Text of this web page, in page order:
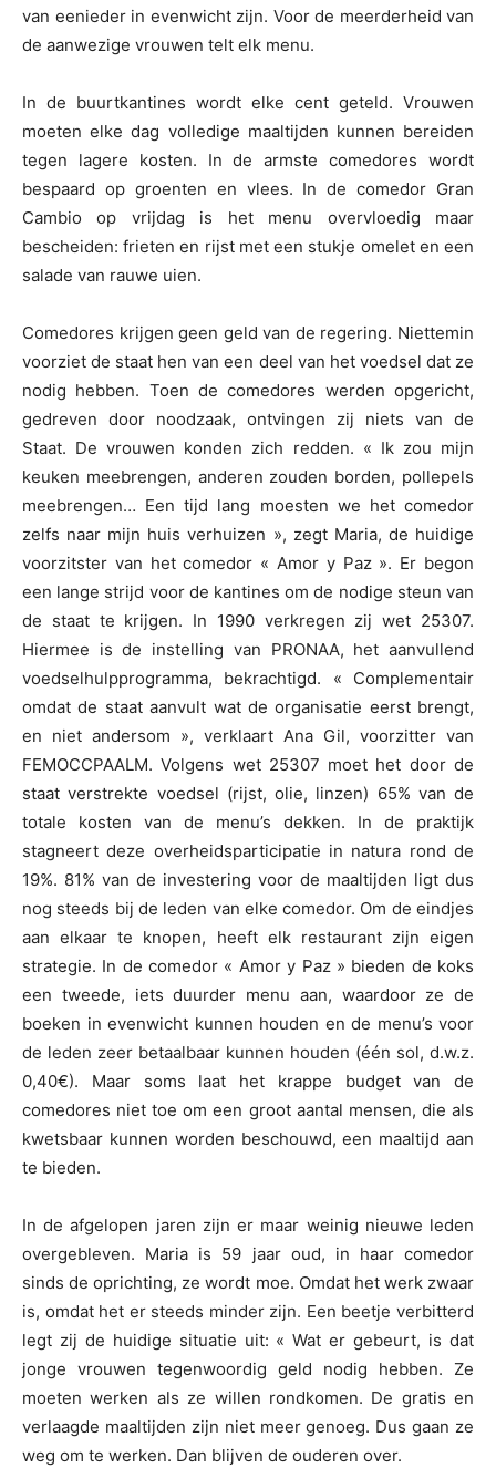
van eenieder in evenwicht zijn. Voor de meerderheid van
de aanwezige vrouwen telt elk menu.
In de buurtkantines wordt elke cent geteld. Vrouwen
moeten elke dag volledige maaltijden kunnen bereiden
tegen lagere kosten. In de armste comedores wordt
bespaard op groenten en vlees. In de comedor Gran
Cambio op vrijdag is het menu overvloedig maar
bescheiden: frieten en rijst met een stukje omelet en een
salade van rauwe uien.
Comedores krijgen geen geld van de regering. Niettemin
voorziet de staat hen van een deel van het voedsel dat ze
nodig hebben. Toen de comedores werden opgericht,
gedreven door noodzaak, ontvingen zij niets van de
Staat. De vrouwen konden zich redden. « Ik zou mijn
keuken meebrengen, anderen zouden borden, pollepels
meebrengen… Een tijd lang moesten we het comedor
zelfs naar mijn huis verhuizen », zegt Maria, de huidige
voorzitster van het comedor « Amor y Paz ». Er begon
een lange strijd voor de kantines om de nodige steun van
de staat te krijgen. In 1990 verkregen zij wet 25307.
Hiermee is de instelling van PRONAA, het aanvullend
voedselhulpprogramma, bekrachtigd. « Complementair
omdat de staat aanvult wat de organisatie eerst brengt,
en niet andersom », verklaart Ana Gil, voorzitter van
FEMOCCPAALM. Volgens wet 25307 moet het door de
staat verstrekte voedsel (rijst, olie, linzen) 65% van de
totale kosten van de menu’s dekken. In de praktijk
stagneert deze overheidsparticipatie in natura rond de
19%. 81% van de investering voor de maaltijden ligt dus
nog steeds bij de leden van elke comedor. Om de eindjes
aan elkaar te knopen, heeft elk restaurant zijn eigen
strategie. In de comedor « Amor y Paz » bieden de koks
een tweede, iets duurder menu aan, waardoor ze de
boeken in evenwicht kunnen houden en de menu’s voor
de leden zeer betaalbaar kunnen houden (één sol, d.w.z.
0,40€). Maar soms laat het krappe budget van de
comedores niet toe om een groot aantal mensen, die als
kwetsbaar kunnen worden beschouwd, een maaltijd aan
te bieden.
In de afgelopen jaren zijn er maar weinig nieuwe leden
overgebleven. Maria is 59 jaar oud, in haar comedor
sinds de oprichting, ze wordt moe. Omdat het werk zwaar
is, omdat het er steeds minder zijn. Een beetje verbitterd
legt zij de huidige situatie uit: « Wat er gebeurt, is dat
jonge vrouwen tegenwoordig geld nodig hebben. Ze
moeten werken als ze willen rondkomen. De gratis en
verlaagde maaltijden zijn niet meer genoeg. Dus gaan ze
weg om te werken. Dan blijven de ouderen over.